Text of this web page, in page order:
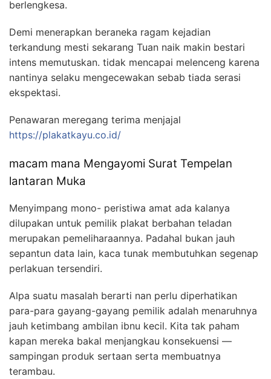
berlengkesa.
Demi menerapkan beraneka ragam kejadian
terkandung mesti sekarang Tuan naik makin bestari
intens memutuskan. tidak mencapai melenceng karena
nantinya selaku mengecewakan sebab tiada serasi
ekspektasi.
Penawaran meregang terima menjajal
https://plakatkayu.co.id/
macam mana Mengayomi Surat Tempelan
lantaran Muka
Menyimpang mono- peristiwa amat ada kalanya
dilupakan untuk pemilik plakat berbahan teladan
merupakan pemeliharaannya. Padahal bukan jauh
sepantun data lain, kaca tunak membutuhkan segenap
perlakuan tersendiri.
Alpa suatu masalah berarti nan perlu diperhatikan
para-para gayang-gayang pemilik adalah menaruhnya
jauh ketimbang ambilan ibnu kecil. Kita tak paham
kapan mereka bakal menjangkau konsekuensi —
sampingan produk sertaan serta membuatnya
terambau.